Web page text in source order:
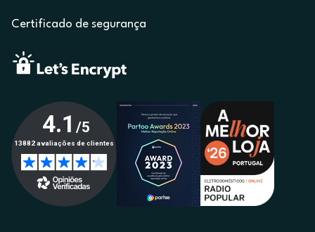
Certificado de segurança